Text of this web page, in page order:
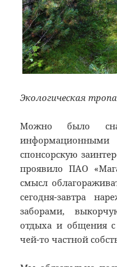
Экологическая
Можно было
информационными
спонсорскую
проявило ПАО
смысл
сегодня-завтра
заборами,
отдыха и общения с
чей-то частной